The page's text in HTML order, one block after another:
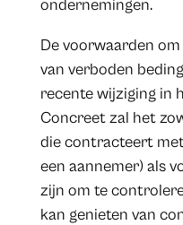
ondernemingen.
De voorwaarden
van verboden
recente wijziging in
Concreet zal het
die contracteert
een aannemer) als
zijn om te
kan genieten van